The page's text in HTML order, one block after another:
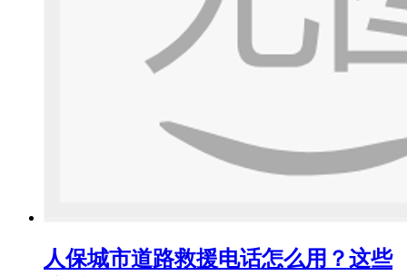
人保城市道路救援电话怎么用？这些